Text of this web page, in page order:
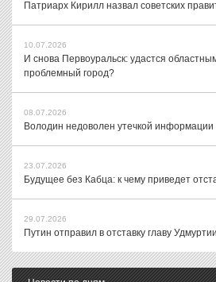
Патриарх Кирилл назвал советских
10.07.2026
И снова Первоуральск: удастся
проблемный город?
08.07.2026
Володин недоволен утечкой
23.07.2026
Будущее без Кабца: к чему приведет
29.07.2026
Путин отправил в отставку главу